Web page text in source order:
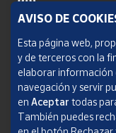
Política de cookies
Aviso legal
Condiciones del servicio
Política de Privacidad
AVISO DE
Esta página web,
y de terceros con la
elaborar información
navegación y servir
en Aceptar todas
También puedes